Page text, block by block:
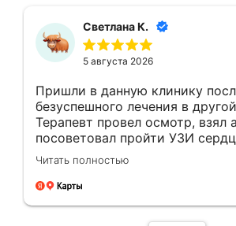
Светлана К.
5 августа 2026
Пришли в данную клинику
безуспешного лечения в
Терапевт провел осмотр, взял
посоветовал пройти УЗИ
лечение. Все понравилось.
Читать полностью